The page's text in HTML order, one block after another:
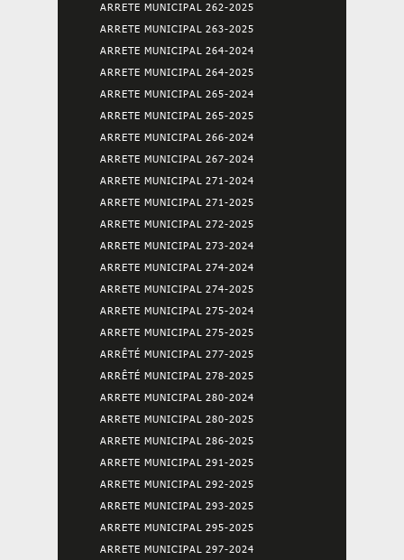
ARRETE MUNICIPAL 262-2025
ARRETE MUNICIPAL 263-2025
ARRETE MUNICIPAL 264-2024
ARRETE MUNICIPAL 264-2025
ARRETE MUNICIPAL 265-2024
ARRETE MUNICIPAL 265-2025
ARRETE MUNICIPAL 266-2024
ARRETE MUNICIPAL 267-2024
ARRETE MUNICIPAL 271-2024
ARRETE MUNICIPAL 271-2025
ARRETE MUNICIPAL 272-2025
ARRETE MUNICIPAL 273-2024
ARRETE MUNICIPAL 274-2024
ARRETE MUNICIPAL 274-2025
ARRETE MUNICIPAL 275-2024
ARRETE MUNICIPAL 275-2025
ARRÊTÉ MUNICIPAL 277-2025
ARRÊTÉ MUNICIPAL 278-2025
ARRETE MUNICIPAL 280-2024
ARRETE MUNICIPAL 280-2025
ARRETE MUNICIPAL 286-2025
ARRETE MUNICIPAL 291-2025
ARRETE MUNICIPAL 292-2025
ARRETE MUNICIPAL 293-2025
ARRETE MUNICIPAL 295-2025
ARRETE MUNICIPAL 297-2024